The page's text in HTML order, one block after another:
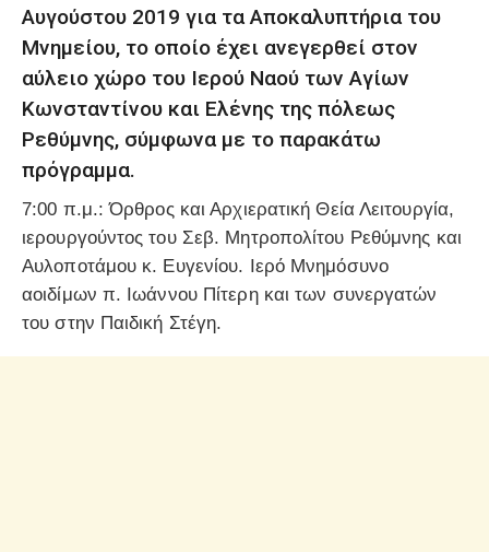
Αυγούστου 2019 για τα Αποκαλυπτήρια του
Μνημείου, το οποίο έχει ανεγερθεί στον
αύλειο χώρο του Ιερού Ναού των Αγίων
Κωνσταντίνου και Ελένης της πόλεως
Ρεθύμνης, σύμφωνα με το παρακάτω
πρόγραμμα.
7:00 π.μ.: Όρθρος και Αρχιερατική Θεία Λειτουργία,
ιερουργούντος του Σεβ. Μητροπολίτου Ρεθύμνης και
Αυλοποτάμου κ. Ευγενίου. Ιερό Μνημόσυνο
αοιδίμων π. Ιωάννου Πίτερη και των συνεργατών
του στην Παιδική Στέγη.